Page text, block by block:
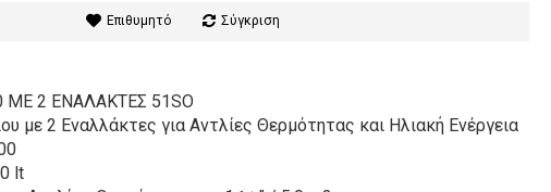
Επιθυμητό Σύγκριση
ΜΕ 2 ΕΝΑΛΑΚΤΕΣ 51SO
με 2 Εναλλάκτες για Αντλίες Θερμότητας και Ηλιακή Ενέργεια
lt